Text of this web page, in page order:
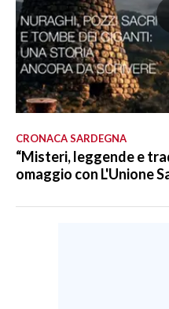
CRONACA SARDEGNA
“Misteri, leggende e
omaggio con L'Unione